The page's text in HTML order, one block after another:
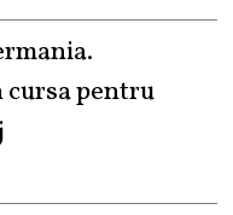
pentru